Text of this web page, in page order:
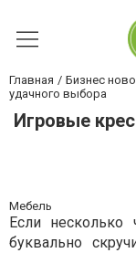
Главная Бизнес
удачного выбора
Игровые
Мебель
Если несколько
буквально